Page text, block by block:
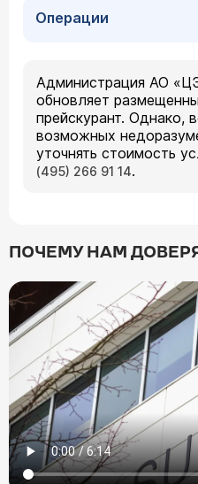
Операции
Администрация АО
обновляет
прейскурант. Однако,
возможных
уточнять стоимость
(495) 266 91 14.
ПОЧЕМУ НАМ